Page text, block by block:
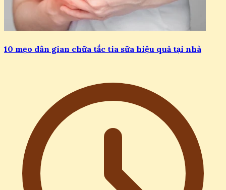
10 mẹo dân gian chữa tắc tia sữa hiệu quả tại nhà